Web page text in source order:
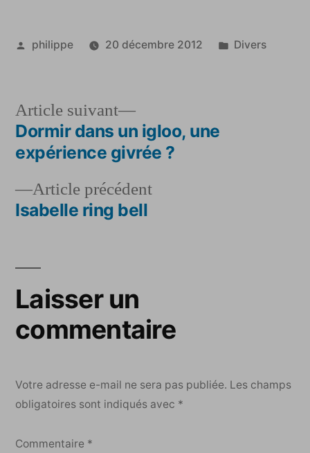
Publié
philippe 20 décembre 2012
Publié
Divers
Navigation
l’article
Article précédentArticle
Isabelle ring bell
Article suivant
Article
suivant :
Dormir dans un igloo, une
expérience givrée ?
Laisser un
commentaire
Votre adresse e-mail ne sera pas publiée. Les champs
obligatoires sont indiqués avec *
Commentaire *